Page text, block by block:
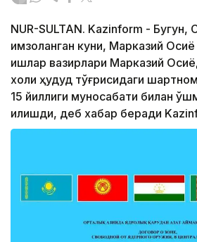
NUR-SULTAN. Kazinform -
имзоланган куни, Марказий Осиё
ишлар вазирлари Марказий
холи ҳудуд тўғрисидаги
15 йиллиги муносабати билан
қилишди, деб хабар беради